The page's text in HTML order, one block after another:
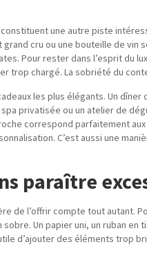
une autre piste
grand cru ou une bouteille de
Pour rester dans l’esprit du
trop chargé. La sobriété du
les plus élégants. Un dîner
privatisée ou un atelier de
correspond parfaitement
C’est aussi une
paraître
de l’offrir compte tout autant.
Un papier uni, un ruban en
d’ajouter des éléments trop